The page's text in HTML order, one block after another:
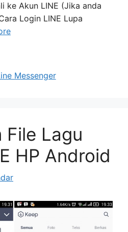
ke Akun LINE (Jika anda
Login LINE Lupa
Messenger
File Lagu
HP Android